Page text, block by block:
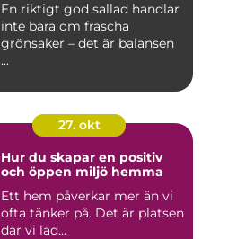
En riktigt god sallad handlar
inte bara om fräscha
grönsaker – det är balansen
...
27. okt
Hur du skapar en positiv
och öppen miljö hemma
Ett hem påverkar mer än vi
ofta tänker på. Det är platsen
där vi lad...